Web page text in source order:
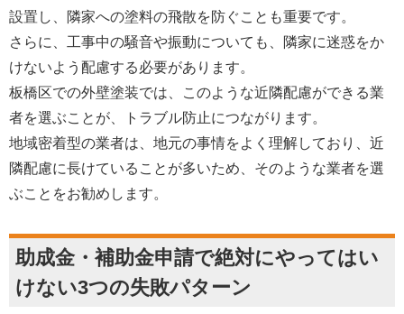
設置し、隣家への塗料の飛散を防ぐことも重要です。
さらに、工事中の騒音や振動についても、隣家に迷惑をか
けないよう配慮する必要があります。
板橋区での外壁塗装では、このような近隣配慮ができる業
者を選ぶことが、トラブル防止につながります。
地域密着型の業者は、地元の事情をよく理解しており、近
隣配慮に長けていることが多いため、そのような業者を選
ぶことをお勧めします。
助成金・補助金申請で絶対にやってはい
けない3つの失敗パターン